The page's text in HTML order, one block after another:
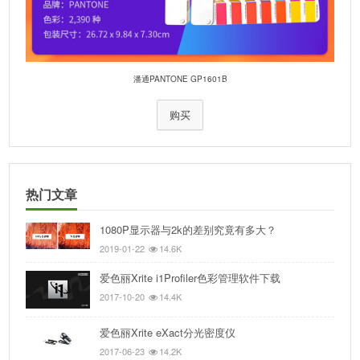
潘通PANTONE GP1601B
购买
热门文章
1080P显示器与2k的差别究竟有多大？
2019-01-22 14.6K
爱色丽Xrite i1Profiler色彩管理软件下载
2017-10-20 14.4K
爱色丽Xrite eXact分光密度仪
2017-06-23 14.2K